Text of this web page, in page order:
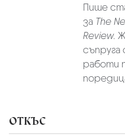
Пише
за The
Review.
работи
ОТКЪС